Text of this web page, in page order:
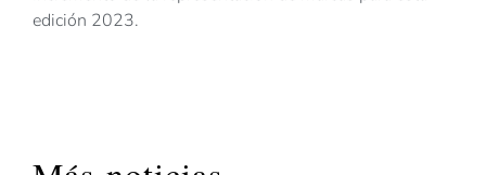
edición 2023.